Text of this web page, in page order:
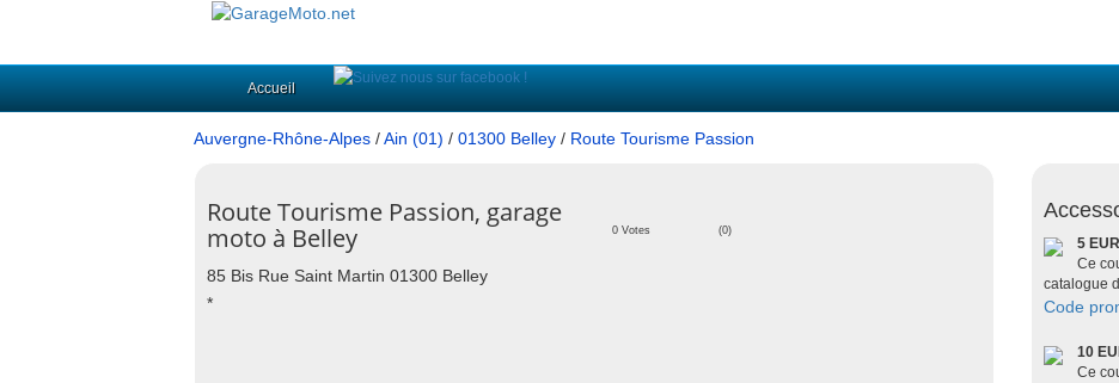
Accueil
Auvergne-Rhône-Alpes /Ain (01) / 01300 Belley / Route Tourisme Passion
Route Tourisme Passion, garage
moto à Belley
0 Votes (0)
85 Bis Rue Saint Martin 01300 Belley
*
5
Ce
catalogue
Code
10
Ce